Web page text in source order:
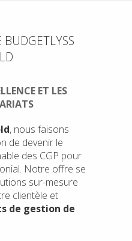
BUDGETLYSS
ET LES
, nous faisons
de devenir le
des CGP pour
Notre offre se
sur-mesure
clientèle et
de gestion de